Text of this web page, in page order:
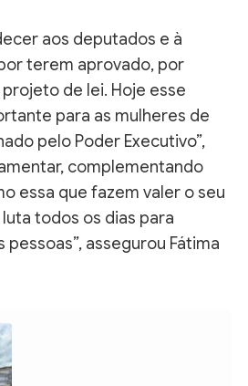
aos deputados e à
terem aprovado, por
de lei. Hoje esse
para as mulheres de
pelo Poder Executivo”,
complementando
essa que fazem valer o seu
todos os dias para
pessoas”, assegurou Fátima